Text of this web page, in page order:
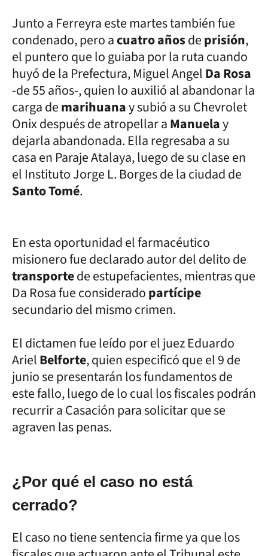
Junto a Ferreyra este martes también fue
condenado, pero acuatro añosdeprisión,
el puntero que lo guiaba por la ruta cuando
huyó de la Prefectura, Miguel AngelDa Rosa
-de 55 años-, quien lo auxilió al abandonar la
carga demarihuanay subió a su Chevrolet
Onix después de atropellar aManuelay
dejarla abandonada. Ella regresaba a su
casa en Paraje Atalaya, luego de su clase en
el Instituto Jorge L. Borges de la ciudad de
Santo Tomé.
En esta oportunidad el farmacéutico
misionero fue declarado autor del delito de
transportede estupefacientes, mientras que
Da Rosa fue consideradopartícipe
secundario del mismo crimen.
El dictamen fue leído por el juez Eduardo
ArielBelforte, quien especificó que el 9 de
junio se presentarán los fundamentos de
este fallo, luego de lo cual los fiscales podrán
recurrir a Casación para solicitar que se
agraven las penas.
¿Por qué el caso no está
cerrado?
El caso no tiene sentencia firme ya que los